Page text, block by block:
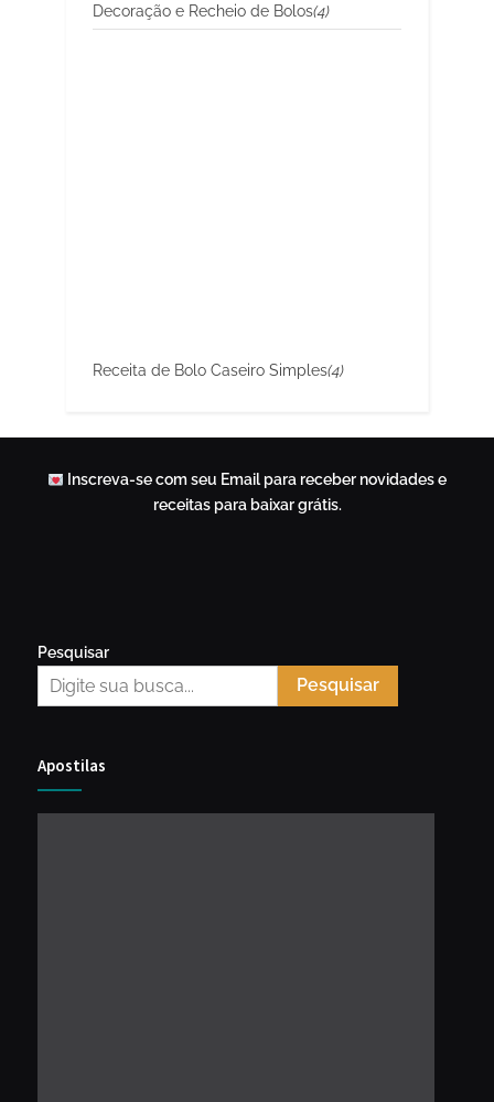
Decoração e Recheio de Bolos(4)
Receita de Bolo Caseiro Simples(4)
Inscreva-se com seu Email para receber novidades e
receitas para baixar grátis.
Pesquisar
Pesquisar
Apostilas